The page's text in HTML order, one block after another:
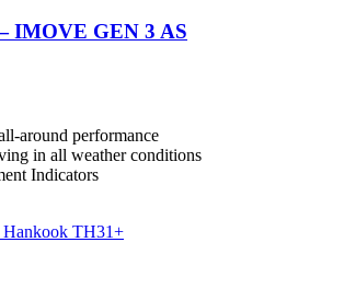
GEN 3 AS
around performance
in all weather conditions
Indicators